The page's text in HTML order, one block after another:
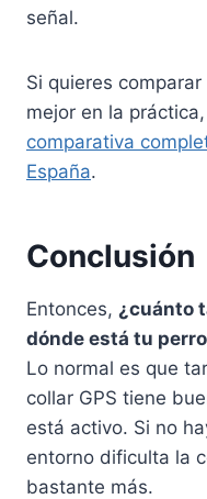
señal.
Si quieres
mejor en la
comparativa
España.
Conclusión
Entonces, ¿cuánto
dónde está tu
Lo normal es que
collar GPS tiene
está activo. Si no
entorno dificulta la
bastante más.